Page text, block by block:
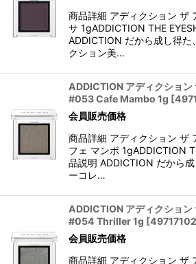
商品詳細 アディクション ザ
サ 1gADDICTION THE
ADDICTION だから成し得た
クション美…
ADDICTION アディクション
#053 Cafe Mambo 1g [
会員販売価格
商品詳細 アディクション ザ
フェ マンボ 1gADDICTION
品説明 ADDICTION だから
ーコレ…
ADDICTION アディクション
#054 Thriller 1g [
会員販売価格
商品詳細 アディクション ザ